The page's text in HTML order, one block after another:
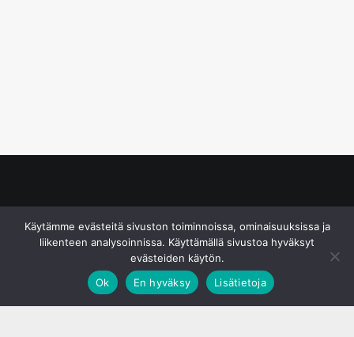
Käytämme evästeitä sivuston toiminnoissa, ominaisuuksissa ja
liikenteen analysoinnissa. Käyttämällä sivustoa hyväksyt
evästeiden käytön.
Ok
En hyväksy Lisätietoja